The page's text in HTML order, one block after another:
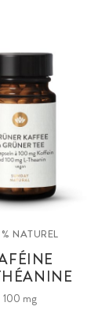
NATUREL
100 mg